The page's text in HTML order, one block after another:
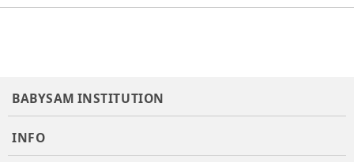
Forgafler er ekstra forstærkede
Sædebrædder er fremstillet af finsk vandfast
Varenummer:353577
BABYSAM INSTITUTION
INFO